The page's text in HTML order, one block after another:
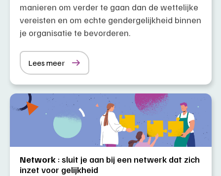
manieren om verder te gaan dan de wettelijke
vereisten en om echte gendergelijkheid binnen
je organisatie te bevorderen.
Lees meer
Network: sluit je aan bij een netwerk dat zich
inzet voor gelijkheid